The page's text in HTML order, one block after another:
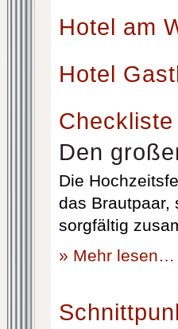
Hotel am
Hotel
Den
Die
das Brautpaar,
sorgfältig
» Mehr lesen…